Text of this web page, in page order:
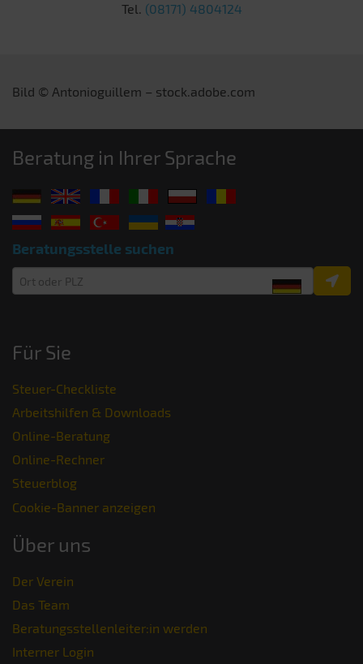
Tel. (08171) 4804124
Bild © Antonioguillem – stock.adobe.com
Beratung in Ihrer Sprache
Beratungsstelle suchen
Für Sie
Steuer-Checkliste
Arbeitshilfen & Downloads
Online-Beratung
Online-Rechner
Steuerblog
Cookie-Banner anzeigen
Über uns
Der Verein
Das Team
Beratungsstellenleiter:in werden
Interner Login